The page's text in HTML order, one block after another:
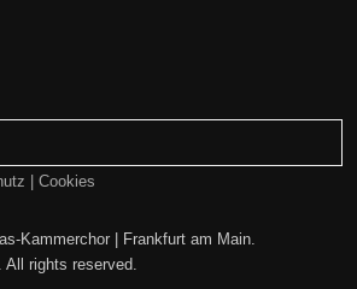
| Cookies
Kammerchor | Frankfurt am Main.
rights reserved.